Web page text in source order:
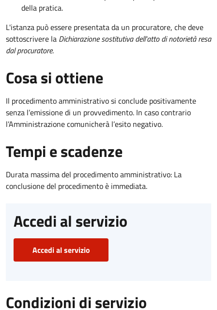
della pratica.
L'istanza può essere presentata da un procuratore, che deve
sottoscrivere la Dichiarazione sostitutiva dell'atto di notorietà resa
dal procuratore.
Cosa si ottiene
Il procedimento amministrativo si conclude positivamente
senza l’emissione di un provvedimento. In caso contrario
l’Amministrazione comunicherà l’esito negativo.
Tempi e scadenze
Durata massima del procedimento amministrativo: La
conclusione del procedimento è immediata.
Accedi al servizio
Accedi al servizio
Condizioni di servizio